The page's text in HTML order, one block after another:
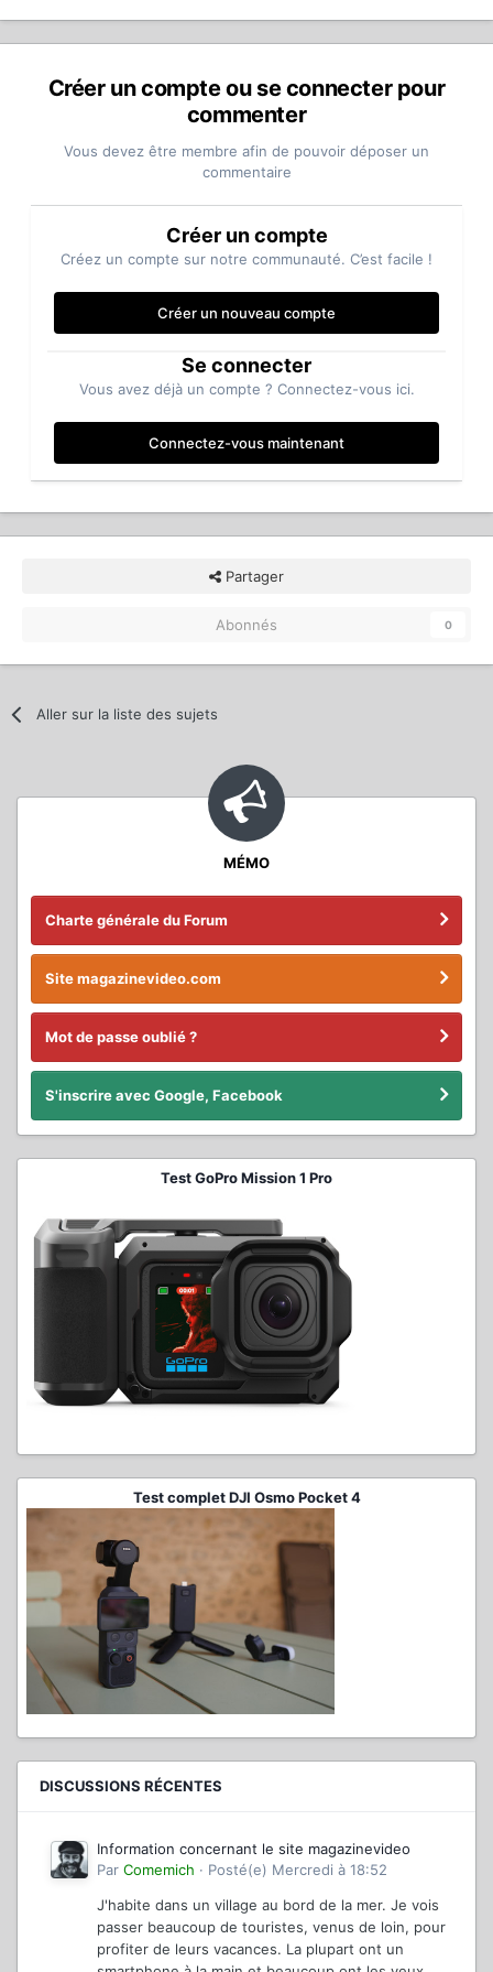
Créer un compte ou se connecter pour
commenter
Vous devez être membre afin de pouvoir déposer un
commentaire
Créer un compte
Créez un compte sur notre communauté. C’est facile !
Créer un nouveau compte
Se connecter
Vous avez déjà un compte ? Connectez-vous ici.
Connectez-vous maintenant
Partager
Abonnés 0
Aller sur la liste des sujets
MÉMO
Charte générale du Forum
Site magazinevideo.com
Mot de passe oublié ?
S'inscrire avec Google, Facebook
Test GoPro Mission 1 Pro
Test complet DJI Osmo Pocket 4
DISCUSSIONS RÉCENTES
Information concernant le site magazinevideo
Par Comemich · Posté(e) Mercredi à 18:52
J'habite dans un village au bord de la mer. Je vois
passer beaucoup de touristes, venus de loin, pour
profiter de leurs vacances. La plupart ont un